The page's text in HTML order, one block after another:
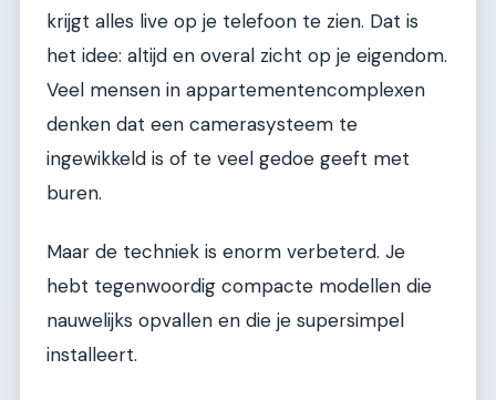
krijgt alles live op je telefoon te zien. Dat is
het idee: altijd en overal zicht op je eigendom.
Veel mensen in appartementencomplexen
denken dat een camerasysteem te
ingewikkeld is of te veel gedoe geeft met
buren.
Maar de techniek is enorm verbeterd. Je
hebt tegenwoordig compacte modellen die
nauwelijks opvallen en die je supersimpel
installeert.